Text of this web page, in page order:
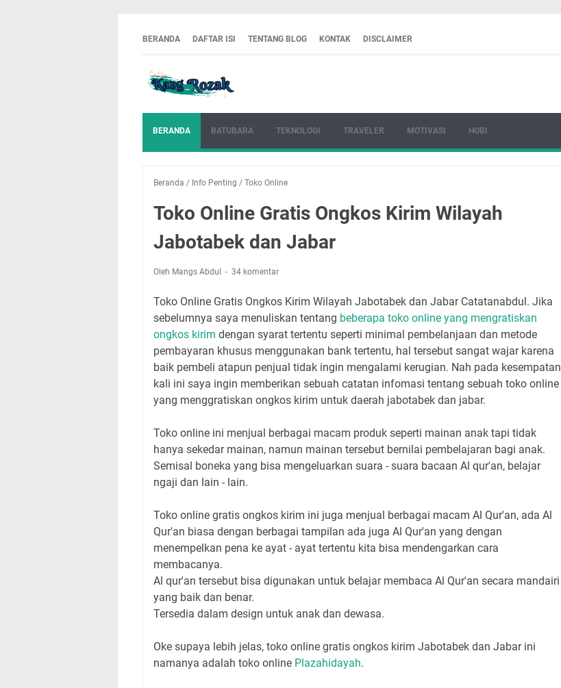
BERANDA DAFTAR ISI TENTANG BLOG KONTAK DISCLAIMER
BERANDA BATUBARA TEKNOLOGI TRAVELER MOTIVASI HOBI
Beranda / Info Penting / Toko Online
Toko Online Gratis Ongkos Kirim Wilayah
Jabotabek dan Jabar
Oleh Mangs Abdul 34 komentar
Toko Online Gratis Ongkos Kirim Wilayah Jabotabek dan Jabar Catatanabdul. Jika
sebelumnya saya menuliskan tentang beberapa toko online yang mengratiskan
ongkos kirim dengan syarat tertentu seperti minimal pembelanjaan dan metode
pembayaran khusus menggunakan bank tertentu, hal tersebut sangat wajar karena
baik pembeli atapun penjual tidak ingin mengalami kerugian. Nah pada kesempatan
kali ini saya ingin memberikan sebuah catatan infomasi tentang sebuah toko online
yang menggratiskan ongkos kirim untuk daerah jabotabek dan jabar.
Toko online ini menjual berbagai macam produk seperti mainan anak tapi tidak
hanya sekedar mainan, namun mainan tersebut bernilai pembelajaran bagi anak.
Semisal boneka yang bisa mengeluarkan suara - suara bacaan Al qur'an, belajar
ngaji dan lain - lain.
Toko online gratis ongkos kirim ini juga menjual berbagai macam Al Qur'an, ada Al
Qur'an biasa dengan berbagai tampilan ada juga Al Qur'an yang dengan
menempelkan pena ke ayat - ayat tertentu kita bisa mendengarkan cara
membacanya.
Al qur'an tersebut bisa digunakan untuk belajar membaca Al Qur'an secara mandairi
yang baik dan benar.
Tersedia dalam design untuk anak dan dewasa.
Oke supaya lebih jelas, toko online gratis ongkos kirim Jabotabek dan Jabar ini
namanya adalah toko online Plazahidayah.